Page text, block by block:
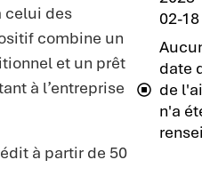
celui des
combine un
et un prêt
à l’entreprise
à partir de 50
02-18
date
de
n'a